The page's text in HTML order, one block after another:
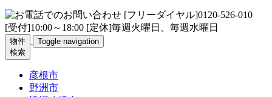
物件
検索
Toggle navigation
彦根市
野洲市